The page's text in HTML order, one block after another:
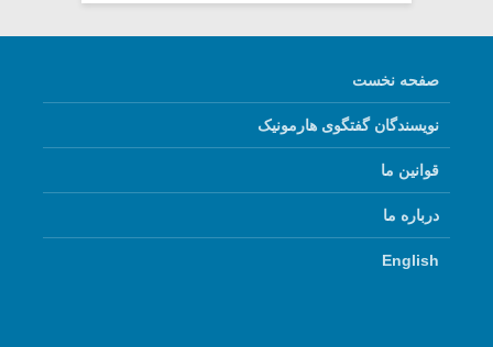
صفحه نخست
نویسندگان گفتگوی هارمونیک
قوانین ما
درباره ما
English